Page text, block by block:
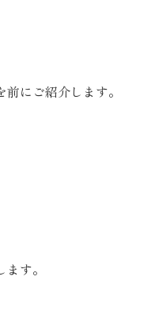
にご紹介します。
す。